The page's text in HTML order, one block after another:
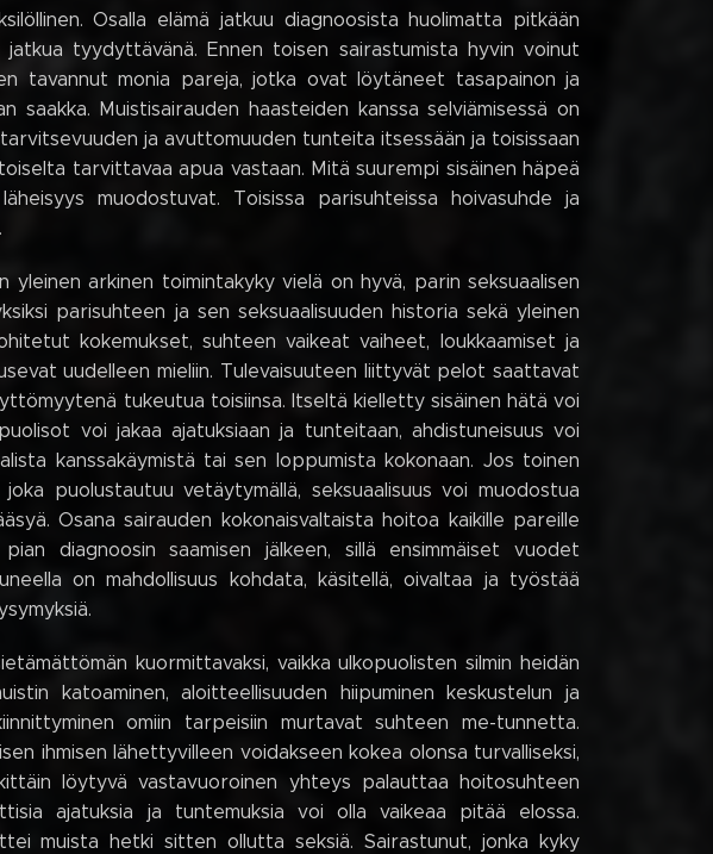
Osalla elämä jatkuu diagnoosista huolimatta pitkään
jatkua tyydyttävänä. Ennen toisen sairastumista hyvin voinut
tavannut monia pareja, jotka ovat löytäneet tasapainon ja
saakka. Muistisairauden haasteiden kanssa selviämisessä on
ja avuttomuuden tunteita itsessään ja toisissaan
tarvittavaa apua vastaan. Mitä suurempi sisäinen häpeä
muodostuvat. Toisissa parisuhteissa hoivasuhde ja
yleinen arkinen toimintakyky vielä on hyvä, parin seksuaalisen
parisuhteen ja sen seksuaalisuuden historia sekä yleinen
kokemukset, suhteen vaikeat vaiheet, loukkaamiset ja
uudelleen mieliin. Tulevaisuuteen liittyvät pelot saattavat
tukeutua toisiinsa. Itseltä kielletty sisäinen hätä voi
voi jakaa ajatuksiaan ja tunteitaan, ahdistuneisuus voi
kanssakäymistä tai sen loppumista kokonaan. Jos toinen
puolustautuu vetäytymällä, seksuaalisuus voi muodostua
Osana sairauden kokonaisvaltaista hoitoa kaikille pareille
diagnoosin saamisen jälkeen, sillä ensimmäiset vuodet
on mahdollisuus kohdata, käsitellä, oivaltaa ja työstää
kuormittavaksi, vaikka ulkopuolisten silmin heidän
katoaminen, aloitteellisuuden hiipuminen keskustelun ja
omiin tarpeisiin murtavat suhteen me-tunnetta.
ihmisen lähettyvilleen voidakseen kokea olonsa turvalliseksi,
löytyvä vastavuoroinen yhteys palauttaa hoitosuhteen
ajatuksia ja tuntemuksia voi olla vaikeaa pitää elossa.
muista hetki sitten ollutta seksiä. Sairastunut, jonka kyky